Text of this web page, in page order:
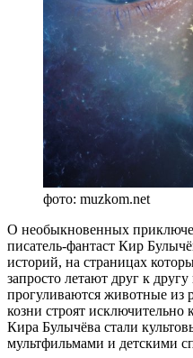
фото: muzkom.net
О необыкновенных
писатель-фантаст Кир
историй, на страницах
запросто летают друг к
прогуливаются животные из
козни строят
Кира Булычёва стали
мультфильмами и детскими